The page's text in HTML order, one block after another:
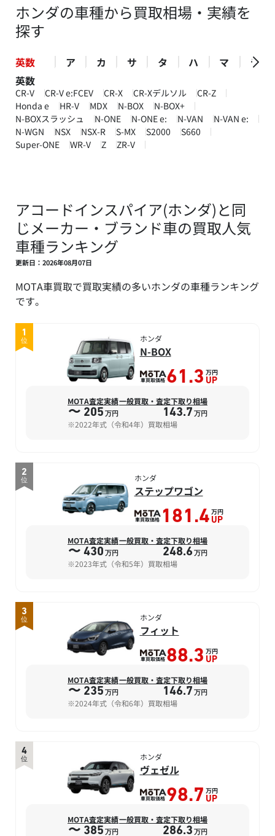
ホンダの車種から買取相場・実績を
探す
英数 ア カ サ タ ハ マ
ラ
英数
CR-V CR-V e:FCEV CR-X CR-Xデルソル
CR-Z
Honda e
HR-V MDX N-BOX
N-BOX+
N-BOXスラッシュ
N-ONE N-ONE e: N-VAN
N-VAN e:
N-WGN
NSX NSX-R S-MX S2000
S660
Super-ONE
WR-V Z ZR-V
アコードインスパイア(ホンダ)と同
じメーカー・ブランド車の買取人気
車種ランキング
更新日：2026年08月07日
MOTA車買取で買取実績の多いホンダの車種ランキング
です。
1
位 ホンダ
N-BOX
車買取価格61.3 万円
UP
MOTA査定実績
〜 205 万円
一般買取・査定下取り相場
143.7 万円
※2022年式（令和4年）買取相場
2
位 ホンダ
ステップワゴン
車買取価格181.4 万円
UP
MOTA査定実績
〜 430 万円
一般買取・査定下取り相場
248.6 万円
※2023年式（令和5年）買取相場
3
位 ホンダ
フィット
車買取価格88.3 万円
UP
MOTA査定実績
〜 235 万円
一般買取・査定下取り相場
146.7 万円
※2024年式（令和6年）買取相場
4
位 ホンダ
ヴェゼル
車買取価格98.7 万円
UP
MOTA査定実績
〜 385 万円
一般買取・査定下取り相場
286.3 万円